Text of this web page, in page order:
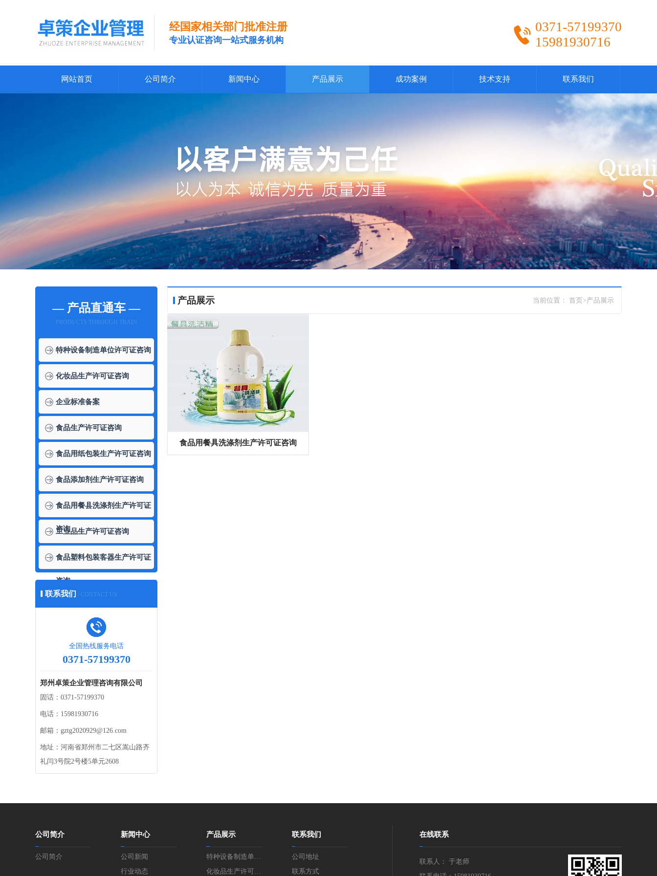
经国家相关部门批准注册
专业认证咨询一站式服务机构
0371-57199370
15981930716
网站首页 公司简介 新闻中心 产品展示 成功案例 技术支持 联系我们
— 产品直通车 —
PRODUCTS THROUGH TRAIN
特种设备制造单位许可证咨询
化妆品生产许可证咨询
企业标准备案
食品生产许可证咨询
食品用纸包装生产许可证咨询
食品添加剂生产许可证咨询
食品用餐县洗涤剂生产许可证
咨询
工业品生产许可证咨询
食品塑料包装客器生产许可证
咨询
联系我们 / CONTACT US
全国热线服务电话
0371-57199370
郑州卓策企业管理咨询有限公司
固话：0371-57199370
电话：15981930716
邮箱：gztg2020929@126.com
地址：河南省郑州市二七区嵩山路齐
礼闫3号院2号楼5单元2608
当前位置： 首页 >产品展示
产品展示
食品用餐具洗涤剂生产许可证咨询
公司简介
公司简介
新闻中心
公司新闻
行业动态
产品展示
特种设备制造单位
许可证咨询
化妆品生产许可证
联系我们
公司地址
联系方式
在线联系
联系人： 于老师